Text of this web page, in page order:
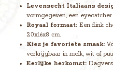
Levensecht Italiaans
vormgegeven, een
Royaal formaat: Een flink
20x16x8 cm.
Kies je favoriete smaak:
verkrijgbaar in melk, wit of
Eerlijke herkomst: